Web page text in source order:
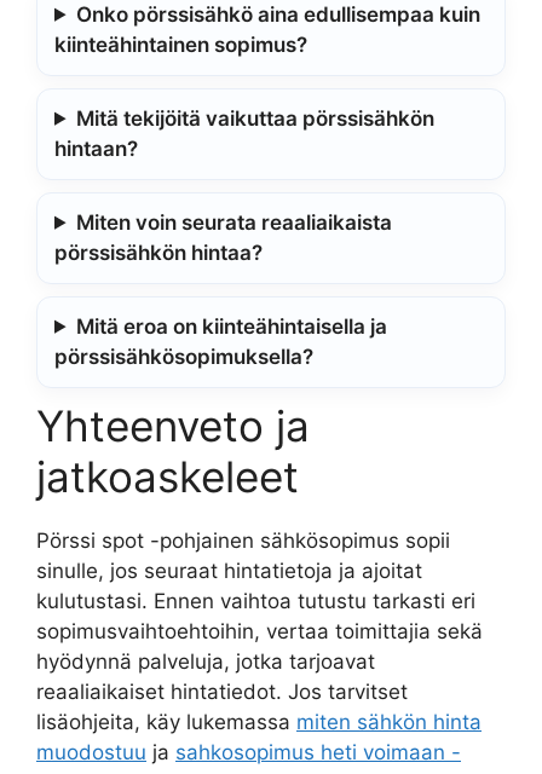
Onko pörssisähkö aina edullisempaa kuin
kiinteähintainen sopimus?
Mitä tekijöitä vaikuttaa pörssisähkön
hintaan?
Miten voin seurata reaaliaikaista
pörssisähkön hintaa?
Mitä eroa on kiinteähintaisella ja
pörssisähkösopimuksella?
Yhteenveto ja
jatkoaskeleet
Pörssi spot -pohjainen sähkösopimus sopii
sinulle, jos seuraat hintatietoja ja ajoitat
kulutustasi. Ennen vaihtoa tutustu tarkasti eri
sopimusvaihtoehtoihin, vertaa toimittajia sekä
hyödynnä palveluja, jotka tarjoavat
reaaliaikaiset hintatiedot. Jos tarvitset
lisäohjeita, käy lukemassa miten sähkön hinta
muodostuu ja sahkosopimus heti voimaan -